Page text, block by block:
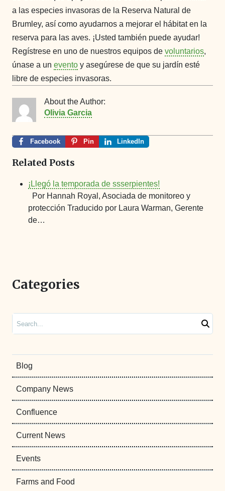
a las especies invasoras de la Reserva Natural de
Brumley, así como ayudarnos a mejorar el hábitat en la
reserva para las aves. ¡Usted también puede ayudar!
Regístrese en uno de nuestros equipos de voluntarios,
únase a un evento y asegúrese de que su jardín esté
libre de especies invasoras.
About the Author:
Olivia Garcia
Facebook Pin LinkedIn
Related Posts
¡Llegó la temporada de ssserpientes!
Por Hannah Royal, Asociada de monitoreo y
protección Traducido por Laura Warman, Gerente
de…
Categories
Blog
Company News
Confluence
Current News
Events
Farms and Food